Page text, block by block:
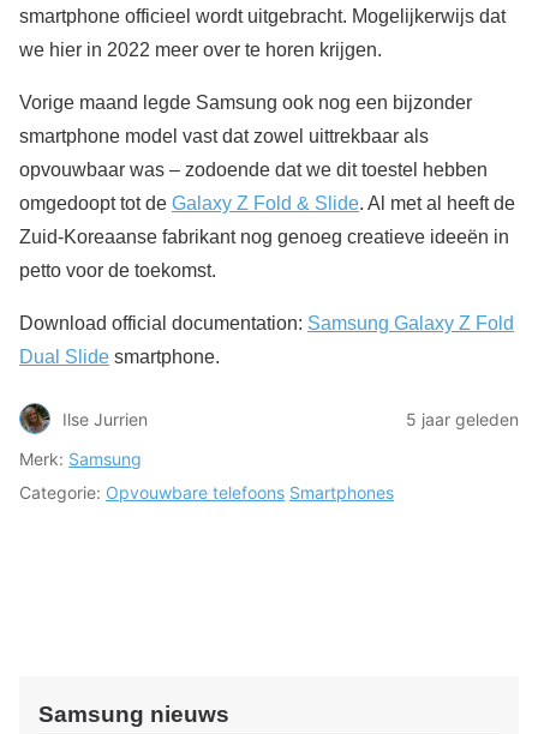
smartphone officieel wordt uitgebracht. Mogelijkerwijs dat
we hier in 2022 meer over te horen krijgen.
Vorige maand legde Samsung ook nog een bijzonder
smartphone model vast dat zowel uittrekbaar als
opvouwbaar was – zodoende dat we dit toestel hebben
omgedoopt tot de Galaxy Z Fold & Slide. Al met al heeft de
Zuid-Koreaanse fabrikant nog genoeg creatieve ideeën in
petto voor de toekomst.
Download official documentation: Samsung Galaxy Z Fold
Dual Slide smartphone.
Ilse Jurrien
5 jaar geleden
Merk: Samsung
Categorie: Opvouwbare telefoons Smartphones
Samsung nieuws